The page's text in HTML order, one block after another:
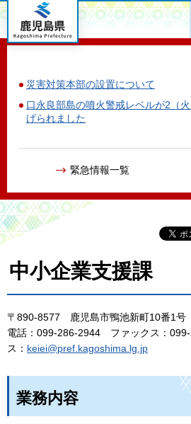
鹿児島県
災害対策本部の設置について
口永良部島の噴火警戒レベルが2（
げられました
緊急情報一覧
中小企業支援課
〒890-8577 鹿児島市鴨池新町10番1号
電話：099-286-2944
ファックス：
ス： keiei@pref.kagoshima.lg.jp
業務内容